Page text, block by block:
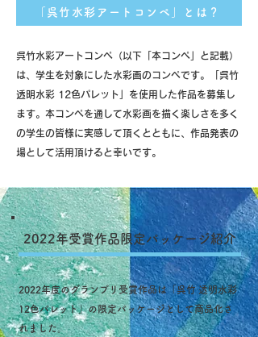
「呉竹水彩アートコンペ」とは？
呉竹水彩アートコンペ（以下「本コンペ」と記載）
は、学生を対象にした水彩画のコンペです。「呉竹
透明水彩 12色パレット」を使用した作品を募集し
ます。本コンペを通して水彩画を描く楽しさを多く
の学生の皆様に実感して頂くとともに、作品発表の
場として活用頂けると幸いです。
​2022年受賞作品限定パッケージ紹介
2022年度のグランプリ受賞作品は「​呉竹 透明水彩
12色パレット」の限定パッケージとして商品化さ
れました。